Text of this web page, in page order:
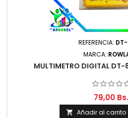
REFERENCIA:
MARCA:
MULTIMETRO DIGITAL
79,00 Bs.
 Añadir al carrito